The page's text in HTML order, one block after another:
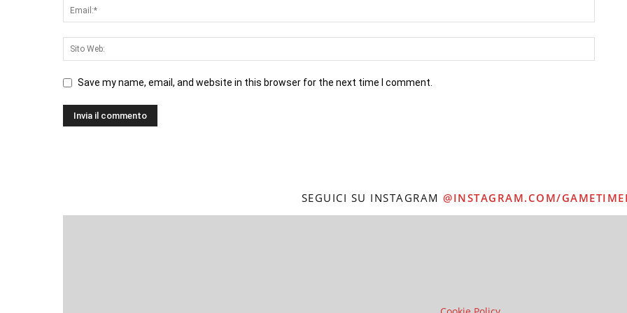
Save my name, email, and website in this browser for the next time I comment.
SEGUICI SU INSTAGRAM @INSTAGRAM.COM/